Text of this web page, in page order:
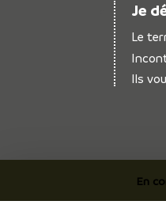
Je
Le
Ils
En